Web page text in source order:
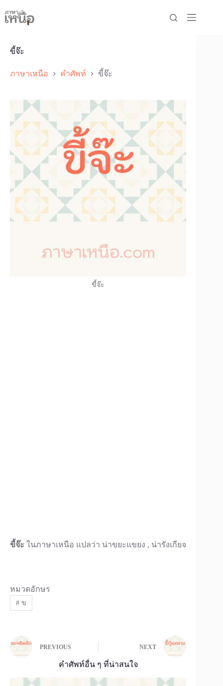
to
content
ขี้จ๊ะ
ภาษาเหนือ คำศัพท์ ขี้จ๊ะ
ขี้จ๊ะ
ขี้จ๊ะ ในภาษาเหนือ แปลว่า น่าขยะแขยง , น่ารังเกียจ
หมวดอักษร
#ข
PREVIOUS NEXT
คำศัพท์อื่น ๆ ที่น่าสนใจ